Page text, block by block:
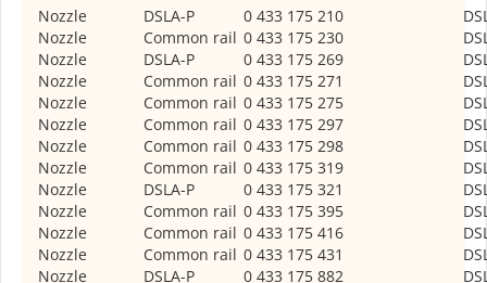
Nozzle
DSLA-P 0 433 175 210
Nozzle
Common rail 0 433 175 230
Nozzle
DSLA-P 0 433 175 269
Nozzle
Common rail 0 433 175 271
Nozzle
Common rail 0 433 175 275
Nozzle
Common rail 0 433 175 297
Nozzle
Common rail 0 433 175 298
Nozzle
Common rail 0 433 175 319
Nozzle
DSLA-P 0 433 175 321
Nozzle
Common rail 0 433 175 395
Nozzle
Common rail 0 433 175 416
Nozzle
Common rail 0 433 175 431
Nozzle
DSLA-P 0 433 175 882